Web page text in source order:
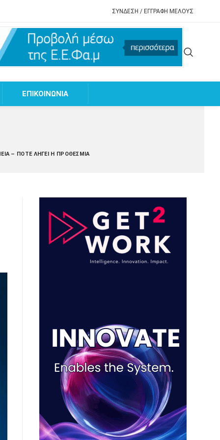
ΣΥΝΔΕΣΗ / ΕΓΓΡΑΦΗ ΜΕΛΟΥΣ
EΠΙΚΟΙΝΩΝΙΑ
– ΠΌΤΕ ΛΉΓΕΙ Η ΠΡΟΘΕΣΜΊΑ